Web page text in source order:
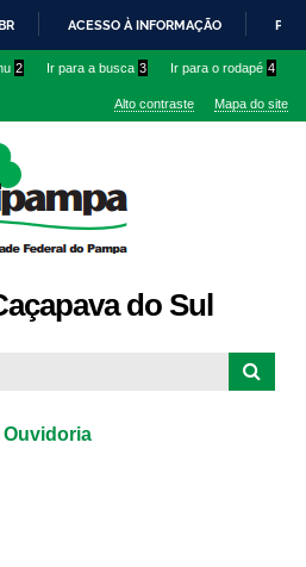
IR
O
ACESSO À INFORMAÇÃO
2 Ir para a busca 3 Ir para o rodapé 4
Alto contraste Mapa do site
do Sul
Ouvidoria